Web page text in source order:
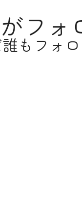
がフォ
もフォ